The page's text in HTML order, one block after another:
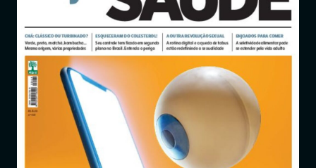
Revistas
Jornais
Notícias